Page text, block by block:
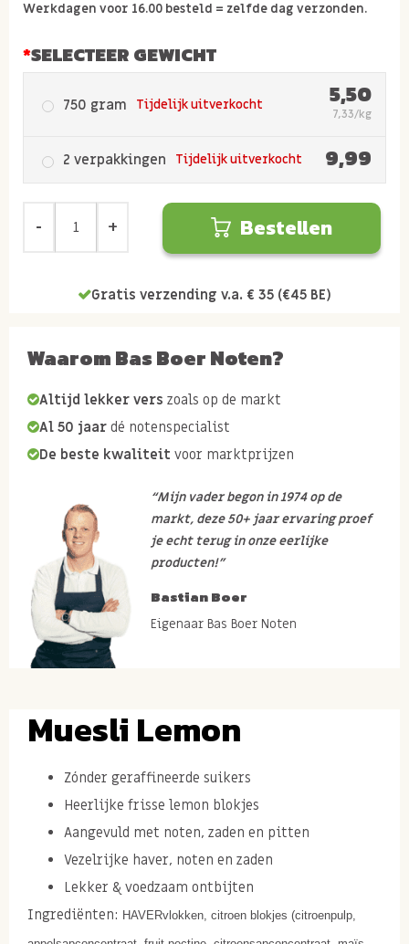
Werkdagen voor 16.00 besteld = zelfde dag verzonden.
SELECTEER GEWICHT
750 gram Tijdelijk uitverkocht 5,50
7,33/kg
2 verpakkingen Tijdelijk uitverkocht 9,99
Bestellen
Gratis verzending v.a. € 35 (€45 BE)
Waarom Bas Boer Noten?
Altijd lekker vers zoals op de markt
Al 50 jaar dé notenspecialist
De beste kwaliteit voor marktprijzen
“Mijn vader begon in 1974 op de
markt, deze 50+ jaar ervaring proef
je echt terug in onze eerlijke
producten!”
Bastian Boer
Eigenaar Bas Boer Noten
Muesli Lemon
Zónder geraffineerde suikers
Heerlijke frisse lemon blokjes
Aangevuld met noten, zaden en pitten
Vezelrijke haver, noten en zaden
Lekker & voedzaam ontbijten
Ingrediënten: HAVERvlokken, citroen blokjes (citroenpulp,